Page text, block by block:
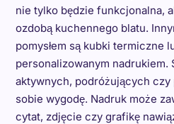
nie tylko będzie funkcjonalna,
ozdobą kuchennego blatu.
pomysłem są kubki termiczne
personalizowanym nadrukiem.
aktywnych, podróżujących
sobie wygodę. Nadruk może
cytat, zdjęcie czy grafikę